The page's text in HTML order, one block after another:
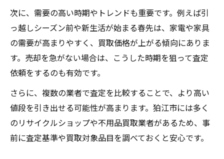
不用品の状態を整えて査定額をアップする
方法
人気の家電や家具は高価買取のチャンス
リサイクルショップ選びで査定額が変わる
理由
見落としがちな不用品も査定対象にするコ
ツ
複数業者で比較して不用品の価値を最大化
不用品を効率よく現金化する実践法
次に、需要の高い時期やトレンドも重要です。例えば引
っ越しシーズン前や新生活が始まる春先は、家電や家具
の需要が高まりやすく、買取価格が上がる傾向にありま
す。売却を急がない場合は、こうした時期を狙って査定
依頼をするのも有効です。
さらに、複数の業者で査定を比較することで、より高い
値段を引き出せる可能性が高まります。狛江市には多く
のリサイクルショップや不用品買取業者があるため、事
前に査定基準や買取対象品目を調べておくと安心です。